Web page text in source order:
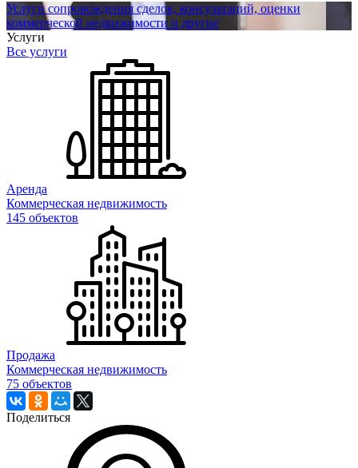
Услуги сопровождения сделок, консультаций, оценки
коммерческой недвижимости и другие
Услуги
Все услуги
Аренда
Коммерческая недвижимость
145 объектов
Продажа
Коммерческая недвижимость
75 объектов
Поделиться